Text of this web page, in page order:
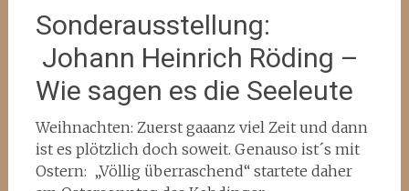
Sonderausstellung:
Johann Heinrich Röding –
Wie sagen es die Seeleute
Weihnachten: Zuerst gaaanz viel Zeit und dann
ist es plötzlich doch soweit. Genauso ist´s mit
Ostern: „Völlig überraschend“ startete daher